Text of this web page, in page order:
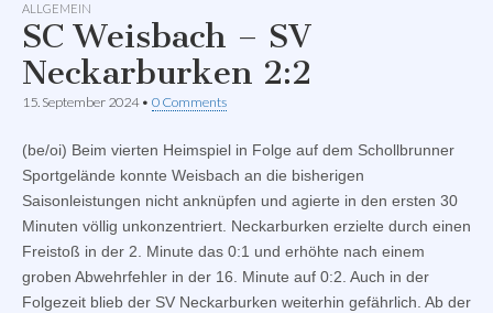
ALLGEMEIN
SC Weisbach – SV
Neckarburken 2:2
15. September 2024• 0 Comments
(be/oi) Beim vierten Heimspiel in Folge auf dem Schollbrunner
Sportgelände konnte Weisbach an die bisherigen
Saisonleistungen nicht anknüpfen und agierte in den ersten 30
Minuten völlig unkonzentriert. Neckarburken erzielte durch einen
Freistoß in der 2. Minute das 0:1 und erhöhte nach einem
groben Abwehrfehler in der 16. Minute auf 0:2. Auch in der
Folgezeit blieb der SV Neckarburken weiterhin gefährlich. Ab der